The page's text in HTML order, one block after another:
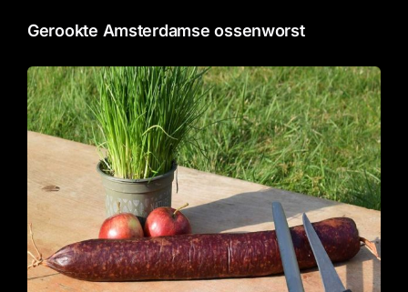
Contact
Winkelwagentje
Gerookte Amsterdamse ossenworst